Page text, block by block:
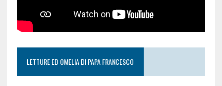
LETTURE ED OMELIA DI PAPA FRANCESCO